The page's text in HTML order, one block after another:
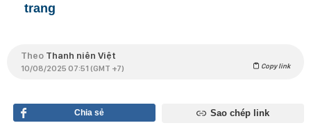
trang
Theo Thanh niên Việt
10/08/2025 07:51 (GMT +7) Copy link
Chia sẻ Sao chép link